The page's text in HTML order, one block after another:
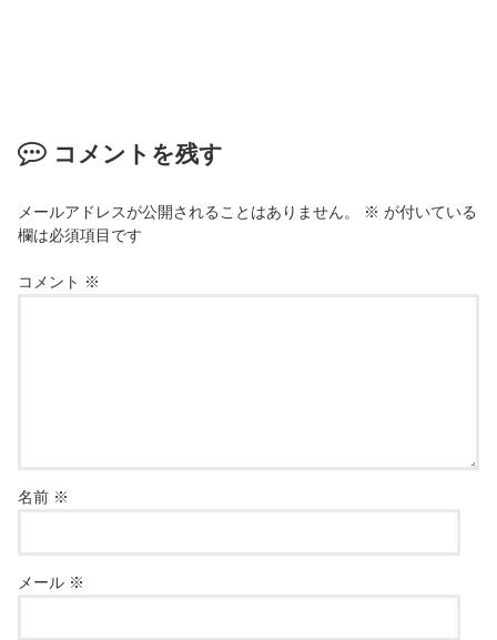
コメントを残す
メールアドレスが公開されることはありません。 ※ が付いている
欄は必須項目です
コメント ※
名前 ※
メール ※